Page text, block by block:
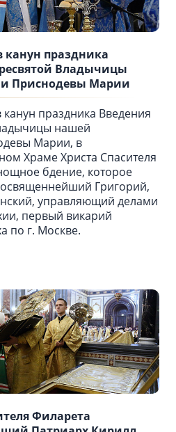
канун праздника
Владычицы
Приснодевы Марии
канун праздника Введения
нашей
Марии, в
Храме Христа Спасителя
бдение, которое
Григорий,
управляющий делами
первый викарий
по г. Москве.
Филарета